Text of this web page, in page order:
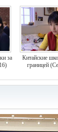
за
Китайские
границей